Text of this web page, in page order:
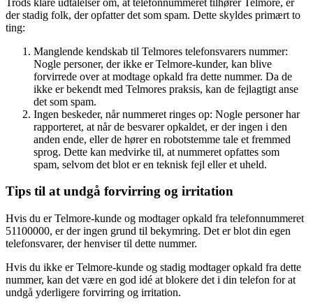
der stadig folk, der opfatter det som spam. Dette skyldes primært to
ting:
Manglende kendskab til Telmores telefonsvarers nummer:
Nogle personer, der ikke er Telmore-kunder, kan blive
forvirrede over at modtage opkald fra dette nummer. Da de
ikke er bekendt med Telmores praksis, kan de fejlagtigt anse
det som spam.
Ingen beskeder, når nummeret ringes op: Nogle personer har
rapporteret, at når de besvarer opkaldet, er der ingen i den
anden ende, eller de hører en robotstemme tale et fremmed
sprog. Dette kan medvirke til, at nummeret opfattes som
spam, selvom det blot er en teknisk fejl eller et uheld.
Tips til at undgå forvirring og irritation
Hvis du er Telmore-kunde og modtager opkald fra telefonnummeret
51100000, er der ingen grund til bekymring. Det er blot din egen
telefonsvarer, der henviser til dette nummer.
Hvis du ikke er Telmore-kunde og stadig modtager opkald fra dette
nummer, kan det være en god idé at blokere det i din telefon for at
undgå yderligere forvirring og irritation.